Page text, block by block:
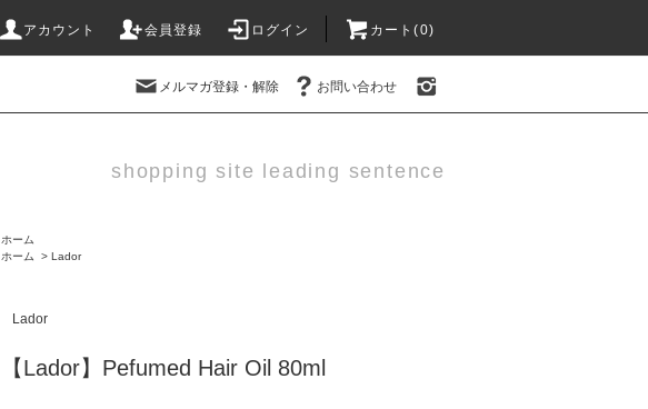
アカウント 会員登録 ログイン カート(0)
メルマガ登録・解除 お問い合わせ
shopping site leading sentence
ホーム
ホーム
> Lador
Lador
【Lador】Pefumed Hair Oil 80ml